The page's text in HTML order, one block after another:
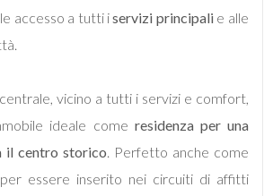
accesso a tutti iservizi principalie alle
vicino a tutti i servizi e comfort,
ideale come residenza per una
il centro storico. Perfetto anche come
essere inserito nei circuiti di affitti